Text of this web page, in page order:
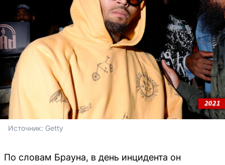
Источник: Getty
По словам Брауна, в день инцидента он